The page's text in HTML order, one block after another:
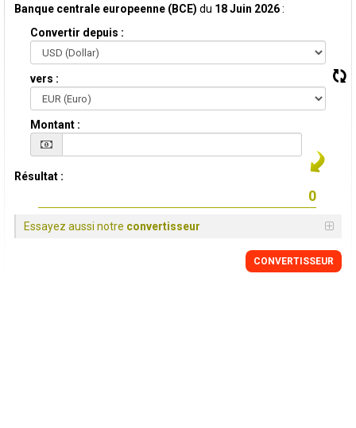
Banque centrale europeenne (BCE) du 18 Juin 2026:
Convertir depuis :
vers :
Montant :
Résultat :
Essayez aussi notre convertisseur
CONVERTISSEUR